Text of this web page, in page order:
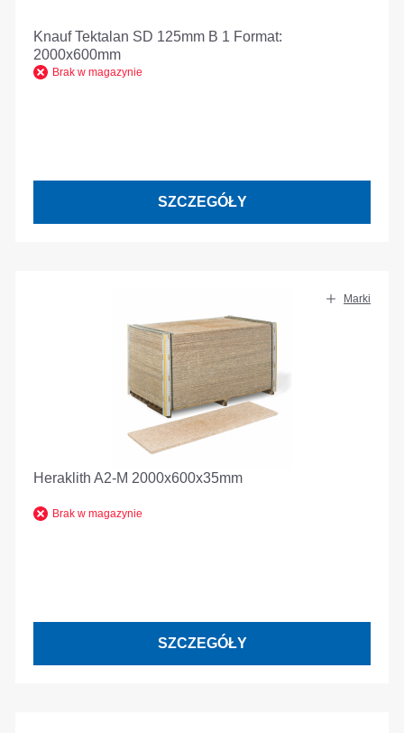
Knauf Tektalan SD 125mm B 1 Format:
2000x600mm
Brak w magazynie
SZCZEGÓŁY
Marki
Heraklith A2-M 2000x600x35mm
Brak w magazynie
SZCZEGÓŁY